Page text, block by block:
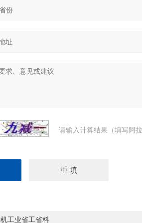
请输入计算结果（填写阿
工业省工省料